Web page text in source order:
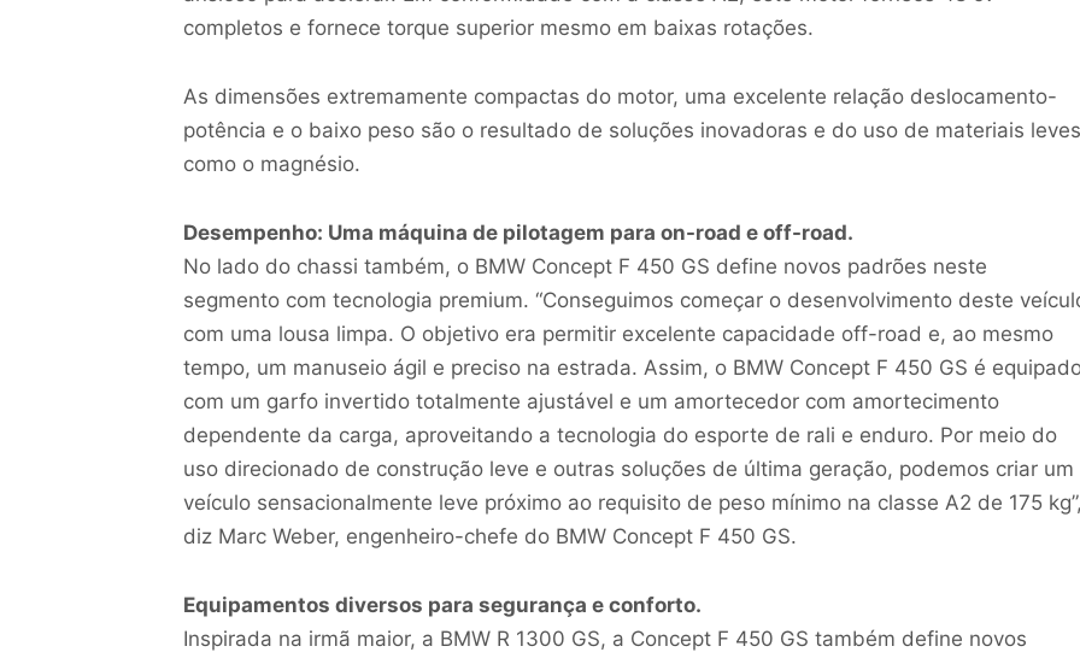
completos e fornece torque superior mesmo em baixas rotações.
As dimensões extremamente compactas do motor, uma excelente relação deslocamento-
potência e o baixo peso são o resultado de soluções inovadoras e do uso de materiais
como o magnésio.
Desempenho: Uma máquina de pilotagem para on-road e off-road.
No lado do chassi também, o BMW Concept F 450 GS define novos padrões neste
segmento com tecnologia premium. “Conseguimos começar o desenvolvimento deste
com uma lousa limpa. O objetivo era permitir excelente capacidade off-road e, ao mesmo
tempo, um manuseio ágil e preciso na estrada. Assim, o BMW Concept F 450 GS é
com um garfo invertido totalmente ajustável e um amortecedor com amortecimento
dependente da carga, aproveitando a tecnologia do esporte de rali e enduro. Por meio do
uso direcionado de construção leve e outras soluções de última geração, podemos criar um
veículo sensacionalmente leve próximo ao requisito de peso mínimo na classe A2 de 175 kg”,
diz Marc Weber, engenheiro-chefe do BMW Concept F 450 GS.
Equipamentos diversos para segurança e conforto.
Inspirada na irmã maior, a BMW R 1300 GS, a Concept F 450 GS também define novos